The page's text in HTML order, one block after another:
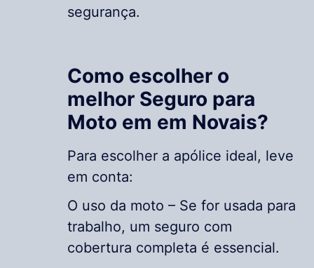
segurança.
Como escolher o
melhor Seguro para
Moto em em Novais?
Para escolher a apólice ideal, leve
em conta:
O uso da moto – Se for usada para
trabalho, um seguro com
cobertura completa é essencial.